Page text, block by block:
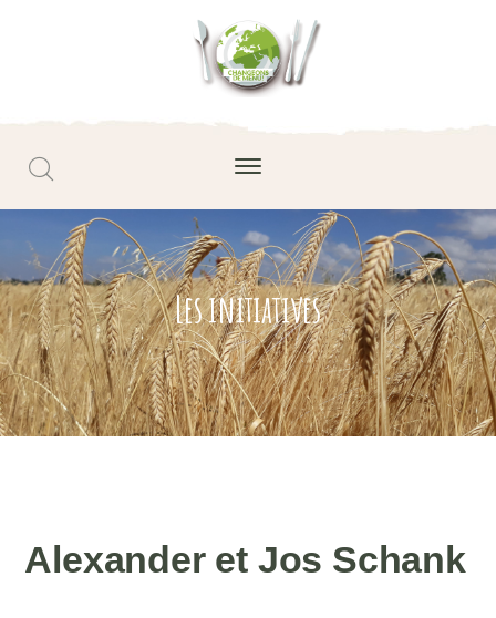
Les initiatives
Alexander et Jos Schank